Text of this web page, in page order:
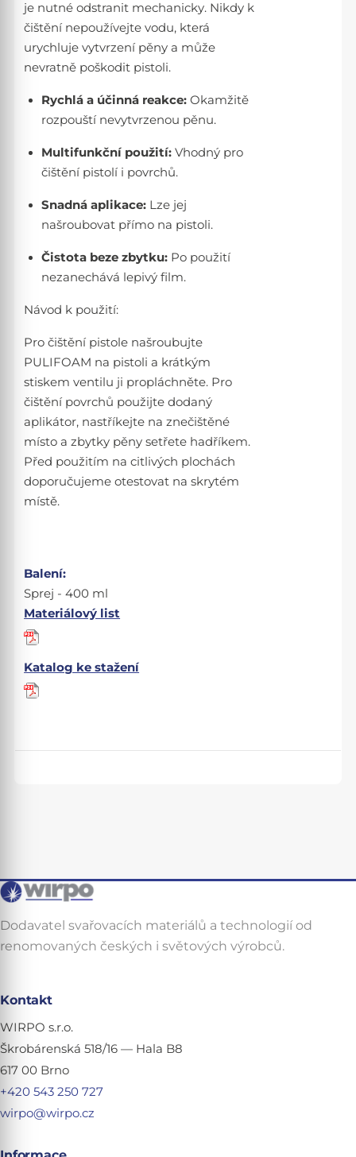
je nutné odstranit mechanicky. Nikdy k
čištění nepoužívejte vodu, která
urychluje vytvrzení pěny a může
nevratně poškodit pistoli.
Rychlá a účinná reakce: Okamžitě
rozpouští nevytvrzenou pěnu.
Multifunkční použití: Vhodný pro
čištění pistolí i povrchů.
Snadná aplikace: Lze jej
našroubovat přímo na pistoli.
Čistota beze zbytku: Po použití
nezanechává lepivý film.
Návod k použití:
Pro čištění pistole našroubujte
PULIFOAM na pistoli a krátkým
stiskem ventilu ji propláchněte. Pro
čištění povrchů použijte dodaný
aplikátor, nastříkejte na znečištěné
místo a zbytky pěny setřete hadříkem.
Před použitím na citlivých plochách
doporučujeme otestovat na skrytém
místě.
Balení:
Sprej - 400 ml
Materiálový list
Katalog ke stažení
Dodavatel svařovacích materiálů a technologií od
renomovaných českých i světových výrobců.
Kontakt
WIRPO s.r.o.
Škrobárenská 518/16 — Hala B8
617 00 Brno
+420 543 250 727
wirpo@wirpo.cz